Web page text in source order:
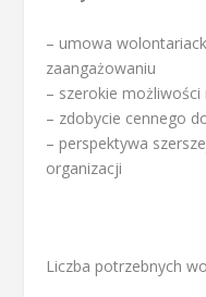
– umowa
zaangażowaniu
– szerokie
– zdobycie cennego
– perspektywa
organizacji
Liczba potrzebnych